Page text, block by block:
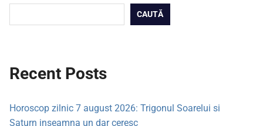
CAUTĂ
Recent Posts
Horoscop zilnic 7 august 2026: Trigonul Soarelui si
Saturn inseamna un dar ceresc